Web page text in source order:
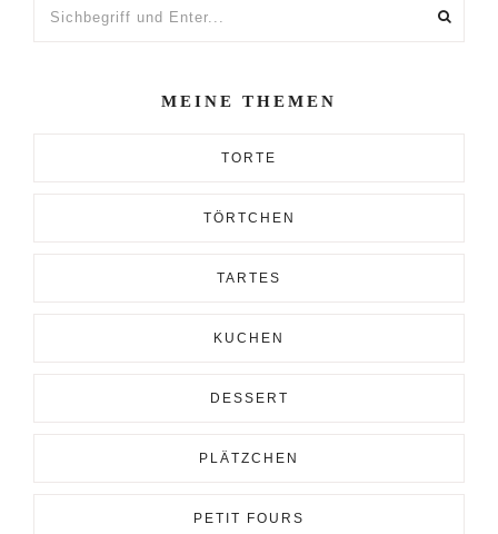
MEINE THEMEN
TORTE
TÖRTCHEN
TARTES
KUCHEN
DESSERT
PLÄTZCHEN
PETIT FOURS